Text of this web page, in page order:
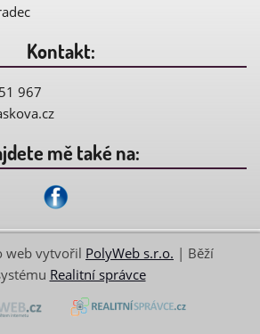
Kontakt:
967
mě také na:
web vytvořil PolyWeb s.r.o. | Běží
Realitní správce